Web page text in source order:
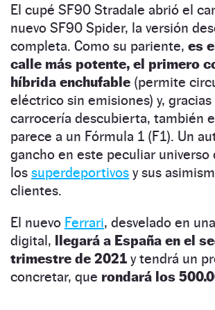
El cupé SF90 Stradale abrió el
nuevo SF90 Spider, la versión
completa. Como su pariente, es
calle más potente, el primero
híbrida enchufable (permite
eléctrico sin emisiones) y, gracias
carrocería descubierta, también
parece a un Fórmula 1 (F1). Un
gancho en este peculiar universo
los superdeportivos y sus
clientes.
El nuevo Ferrari, desvelado en
digital, llegará a España en el
trimestre de 2021 y tendrá un
concretar, que rondará los